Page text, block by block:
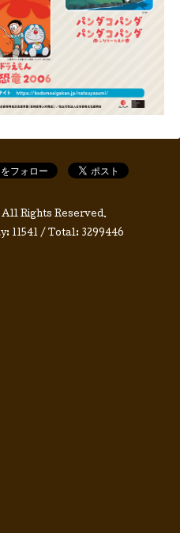
All Rights Reserved.
11541 / Total: 3299446